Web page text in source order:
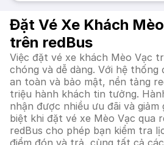
Đặt Vé Xe Khách
trên redBus
Việc đặt vé xe khách Mèo Vạc
chóng và dễ dàng. Với hệ
an toàn và bảo mật, nền tảng
triệu hành khách tin tưởng.
nhận được nhiều ưu đãi và giảm
biệt khi đặt vé xe Mèo Vạc qua
redBus cho phép bạn kiểm tra
điểm đón và trả, cùng tất cả